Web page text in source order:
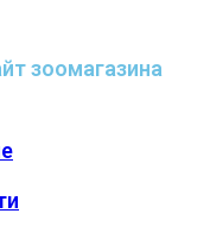
зоомагазина